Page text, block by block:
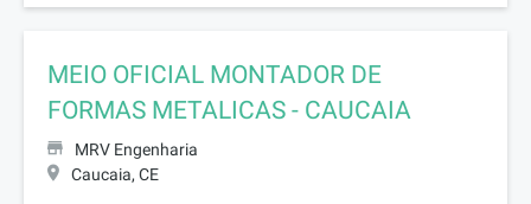
MEIO OFICIAL MONTADOR DE
FORMAS METALICAS - CAUCAIA
MRV Engenharia
Caucaia, CE